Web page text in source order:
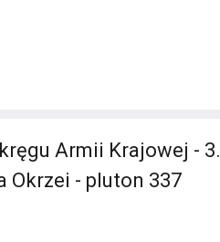
Armii Krajowej - 3.
Okrzei - pluton 337